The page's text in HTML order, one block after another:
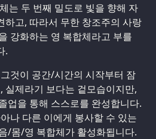
는 두 번째 밀도로 빛을 향해 자
하고, 따라서 무한 창조주의 사랑
강화하는 영 복합체라고 부를
.
것이 공간/시간의 시작부터 잠
실제라기 보다는 겉모습이지만,
업을 통해 스스로를 완성합니다.
나 다른 이에게 봉사할 수 있는
/몸/영 복합체가 활성화됩니다.